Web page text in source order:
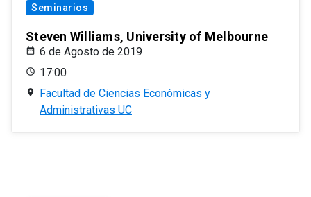
Seminarios
Steven Williams, University of Melbourne
6 de Agosto de 2019
17:00
Facultad de Ciencias Económicas y
Administrativas UC